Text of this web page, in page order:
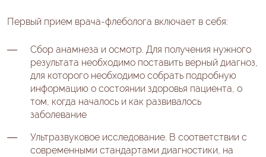
Первый прием врача-флеболога включает в себя:
Сбор анамнеза и осмотр. Для получения нужного
результата необходимо поставить верный диагноз,
для которого необходимо собрать подробную
информацию о состоянии здоровья пациента, о
том, когда началось и как развивалось
заболевание
Ультразвуковое исследование. В соответствии с
современными стандартами диагностики, на